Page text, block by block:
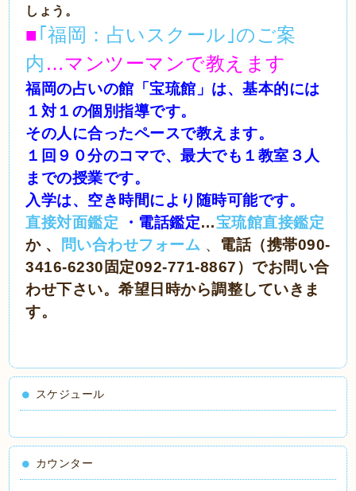
しょう。
■ ｢福岡：占いスクール｣のご案
内 …マンツーマンで教えます
福岡の占いの館「宝琉館」は、基本的には
１対１の個別指導です。
その人に合ったペースで教えます。
１回９０分のコマで、最大でも１教室３人
までの授業です。
入学は、空き時間により随時可能です。
直接対面鑑定 ・電話鑑定…宝琉館直接鑑定
か 、
問い合わせフォーム 、 電話（携帯090-
3416-6230固定092-771-8867）でお問い合
わせ下さい。希望日時から調整していきま
す。
スケジュール
カウンター